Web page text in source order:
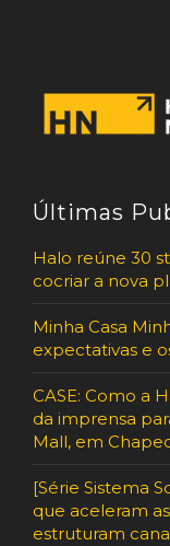
Últimas
Halo reúne 30
cocriar a nova
Minha Casa
expectativas e
CASE: Como a
da imprensa
Mall, em
[Série Sistema
que aceleram
estruturam